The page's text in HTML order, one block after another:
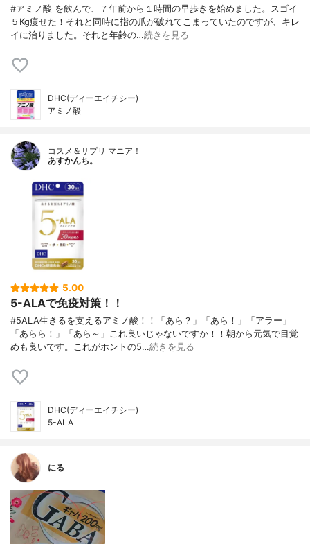
#アミノ酸 を飲んで、７年前から１時間の早歩きを始めました。スゴイ
５Kg痩せた！それと同時に指の爪が破れてこまっていたのですが、キレ
イに治りました。それと年齢の…続きを見る
DHC(ディーエイチシー)
アミノ酸
コスメ＆サプリ マニア！
あすかんち。
5.00
5-ALAで免疫対策！！
#5ALA生きるを支えるアミノ酸！！「あら？」「あら！」「アラー」
「あらら！」「あら～」これ良いじゃないですか！！朝から元気で目覚
めも良いです。これがホントの5…続きを見る
DHC(ディーエイチシー)
5-ALA
にる